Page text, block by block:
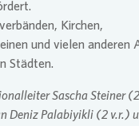
Kirchen,
und vielen anderen
Städten.
Sascha Steiner
Deniz Palabiyikli (2 v.r.)